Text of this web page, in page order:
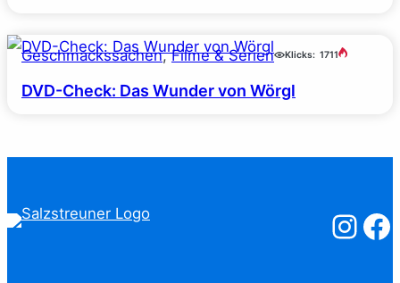
Geschmackssachen, Filme & Serien Klicks: 1711
DVD-Check: Das Wunder von Wörgl